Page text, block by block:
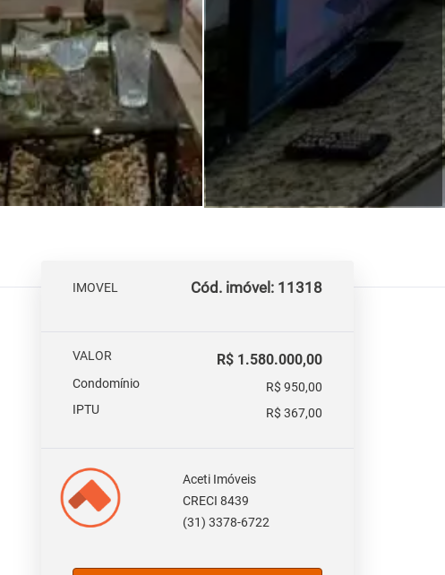
IMOVEL Cód. imóvel: 11318
VALOR R$ 1.580.000,00
Condomínio
R$ 950,00
IPTU
R$ 367,00
Aceti Imóveis
CRECI 8439
(31) 3378-6722